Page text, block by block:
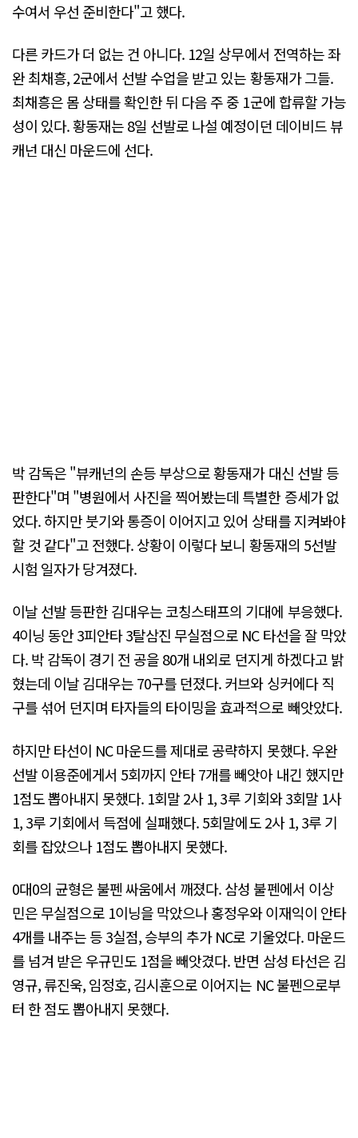
수여서 우선 준비한다"고 했다.
다른 카드가 더 없는 건 아니다. 12일 상무에서 전역하는 좌
완 최채흥, 2군에서 선발 수업을 받고 있는 황동재가 그들.
최채흥은 몸 상태를 확인한 뒤 다음 주 중 1군에 합류할 가능
성이 있다. 황동재는 8일 선발로 나설 예정이던 데이비드 뷰
캐넌 대신 마운드에 선다.
박 감독은 "뷰캐넌의 손등 부상으로 황동재가 대신 선발 등
판한다"며 "병원에서 사진을 찍어봤는데 특별한 증세가 없
었다. 하지만 붓기와 통증이 이어지고 있어 상태를 지켜봐야
할 것 같다"고 전했다. 상황이 이렇다 보니 황동재의 5선발
시험 일자가 당겨졌다.
이날 선발 등판한 김대우는 코칭스태프의 기대에 부응했다.
4이닝 동안 3피안타 3탈삼진 무실점으로 NC 타선을 잘 막았
다. 박 감독이 경기 전 공을 80개 내외로 던지게 하겠다고 밝
혔는데 이날 김대우는 70구를 던졌다. 커브와 싱커에다 직
구를 섞어 던지며 타자들의 타이밍을 효과적으로 빼앗았다.
하지만 타선이 NC 마운드를 제대로 공략하지 못했다. 우완
선발 이용준에게서 5회까지 안타 7개를 빼앗아 내긴 했지만
1점도 뽑아내지 못했다. 1회말 2사 1, 3루 기회와 3회말 1사
1, 3루 기회에서 득점에 실패했다. 5회말에도 2사 1, 3루 기
회를 잡았으나 1점도 뽑아내지 못했다.
0대0의 균형은 불펜 싸움에서 깨졌다. 삼성 불펜에서 이상
민은 무실점으로 1이닝을 막았으나 홍정우와 이재익이 안타
4개를 내주는 등 3실점, 승부의 추가 NC로 기울었다. 마운드
를 넘겨 받은 우규민도 1점을 빼앗겼다. 반면 삼성 타선은 김
영규, 류진욱, 임정호, 김시훈으로 이어지는 NC 불펜으로부
터 한 점도 뽑아내지 못했다.